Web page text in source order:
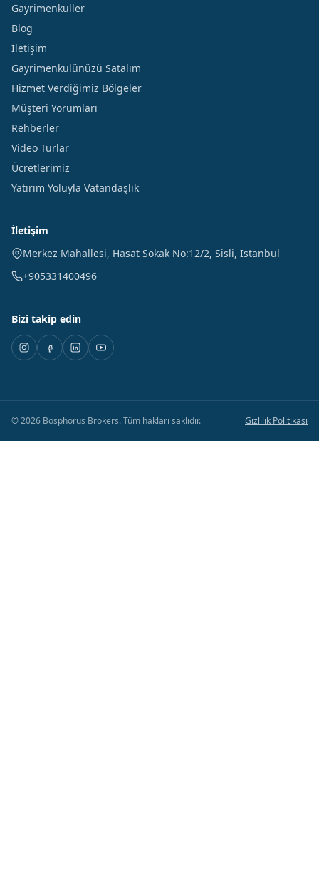
Gayrimenkuller
Blog
İletişim
Gayrimenkulünüzü Satalım
Hizmet Verdiğimiz Bölgeler
Müşteri Yorumları
Rehberler
Video Turlar
Ücretlerimiz
Yatırım Yoluyla Vatandaşlık
İletişim
Merkez Mahallesi, Hasat Sokak No:12/2, Sisli, Istanbul
+905331400496
Bizi takip edin
©2026 Bosphorus Brokers.Tüm hakları saklıdır. Gizlilik Politikası